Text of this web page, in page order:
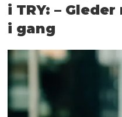
i TRY: –
i gang